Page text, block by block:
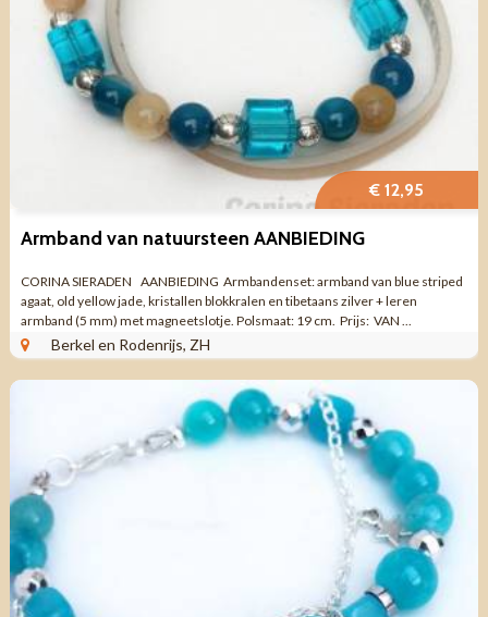
€ 12,95
Armband van natuursteen AANBIEDING
CORINA SIERADEN AANBIEDING Armbandenset: armband van blue striped
agaat, old yellow jade, kristallen blokkralen en tibetaans zilver + leren
armband (5 mm) met magneetslotje. Polsmaat: 19 cm. Prijs: VAN ...
Berkel en Rodenrijs, ZH